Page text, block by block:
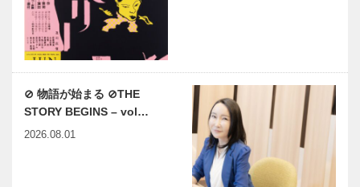
⊘ 物語が始まる ⊘THE
STORY BEGINS – vol…
2026.08.01